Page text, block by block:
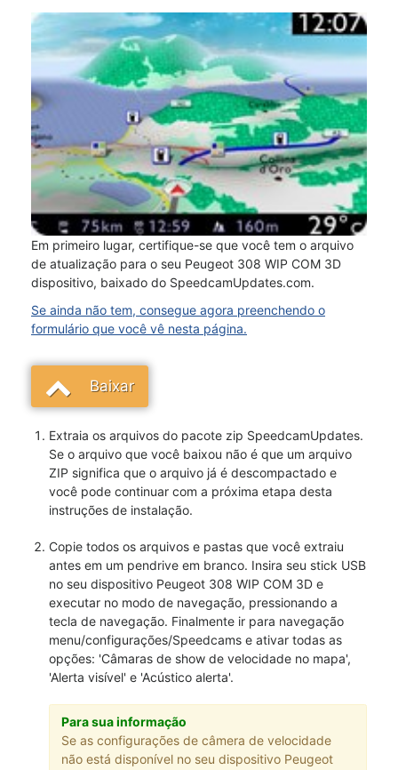
Em primeiro lugar, certifique-se que você tem o arquivo
de atualização para o seu Peugeot 308 WIP COM 3D
dispositivo, baixado do SpeedcamUpdates.com.
Se ainda não tem, consegue agora preenchendo o
formulário que você vê nesta página.
Baixar
Extraia os arquivos do pacote zip SpeedcamUpdates.
Se o arquivo que você baixou não é que um arquivo
ZIP significa que o arquivo já é descompactado e
você pode continuar com a próxima etapa desta
instruções de instalação.
Copie todos os arquivos e pastas que você extraiu
antes em um pendrive em branco. Insira seu stick USB
no seu dispositivo Peugeot 308 WIP COM 3D e
executar no modo de navegação, pressionando a
tecla de navegação. Finalmente ir para navegação
menu/configurações/Speedcams e ativar todas as
opções: 'Câmaras de show de velocidade no mapa',
'Alerta visível' e 'Acústico alerta'.
Para sua informação
Se as configurações de câmera de velocidade
não está disponível no seu dispositivo Peugeot